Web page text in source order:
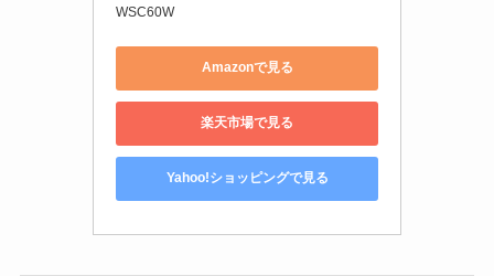
WSC60W
Amazonで見る
楽天市場で見る
Yahoo!ショッピングで見る